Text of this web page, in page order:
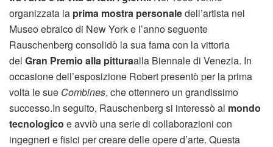
organizzata la prima mostra personaledell’artista nel
Museo ebraico di New York e l’anno seguente
Rauschenberg consolidò la sua fama con la vittoria
del Gran Premio alla pitturaalla Biennale di Venezia. In
occasione dell’esposizione Robert presentò per la prima
volta le sue Combines, che ottennero un grandissimo
successo.In seguito, Rauschenberg si interessò al mondo
tecnologico e avviò una serie di collaborazioni con
ingegneri e fisici per creare delle opere d’arte. Questa